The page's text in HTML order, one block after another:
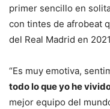
primer sencillo en
con tintes de afrobeat
del Real Madrid en
“Es muy emotiva,
todo lo que yo he
mejor equipo del